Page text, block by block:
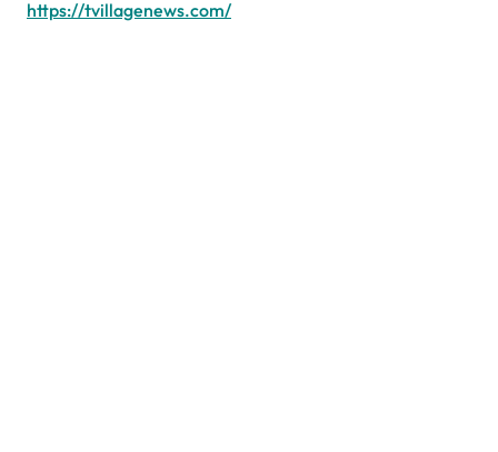
https://tvillagenews.com/